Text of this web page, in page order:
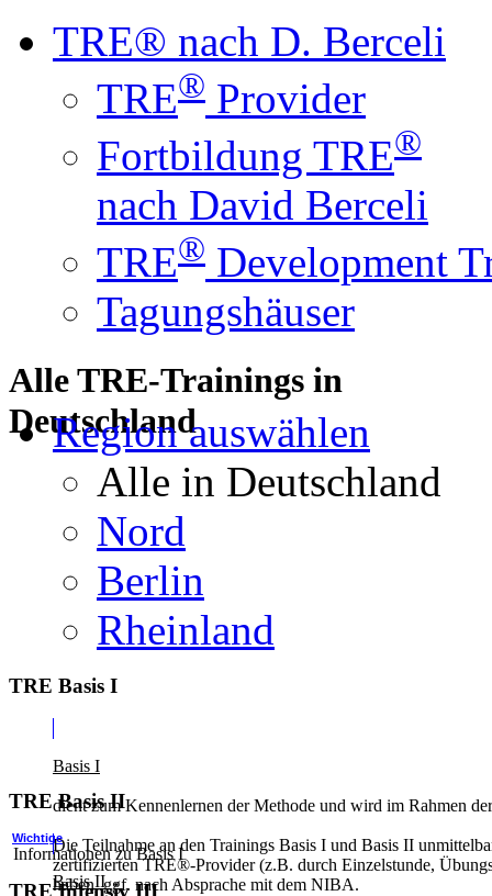
TRE® nach D. Berceli
TRE® Provider
Fortbildung TRE®
nach David Berceli
TRE® Development
Tagungshäuser
Alle TRE-Trainings in
Deutschland
Region auswählen
Alle in Deutschland
Nord
Berlin
Rheinland
TRE Basis I
Basis I
dient zum Kennenlernen der Methode und wird im Rahmen
Die Teilnahme an den Trainings Basis I und Basis II
zertifizierten TRE®-Provider (z.B. durch Einzelstunde,
haben, ggf. nach Absprache mit dem NIBA.
Wichtige
Informationen zu Basis I
TRE Basis II
Basis II
TRE Intensiv III